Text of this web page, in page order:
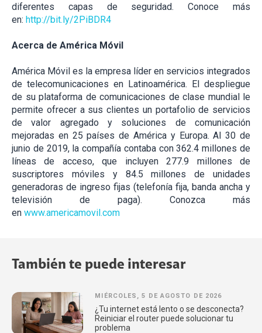
diferentes capas de seguridad. Conoce más
en: http://bit.ly/2PiBDR4
Acerca de América Móvil
América Móvil es la empresa líder en servicios integrados
de telecomunicaciones en Latinoamérica. El despliegue
de su plataforma de comunicaciones de clase mundial le
permite ofrecer a sus clientes un portafolio de servicios
de valor agregado y soluciones de comunicación
mejoradas en 25 países de América y Europa. Al 30 de
junio de 2019, la compañía contaba con 362.4 millones de
líneas de acceso, que incluyen 277.9 millones de
suscriptores móviles y 84.5 millones de unidades
generadoras de ingreso fijas (telefonía fija, banda ancha y
televisión de paga). Conozca más
en www.americamovil.com
También te puede interesar
MIÉRCOLES, 5 DE AGOSTO DE 2026
¿Tu internet está lento o se desconecta?
Reiniciar el router puede solucionar tu
problema